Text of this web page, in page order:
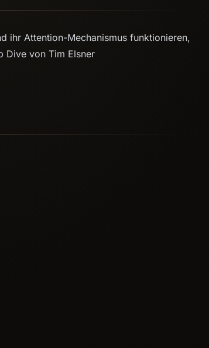
ihr Attention-Mechanismus funktionieren,
Dive von Tim Elsner